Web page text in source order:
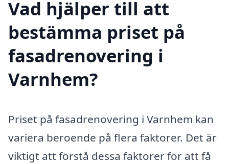
Vad hjälper till att
bestämma priset på
fasadrenovering i
Varnhem?
Priset på fasadrenovering i Varnhem kan
variera beroende på flera faktorer. Det är
viktigt att förstå dessa faktorer för att få